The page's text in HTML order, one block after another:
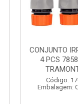
CONJUNTO
4 PCS
Código:
Embalagem: